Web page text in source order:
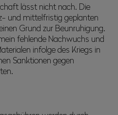
lässt nicht nach. Die
und mittelfristig geplanten
Grund zur Beunruhigung.
fehlende Nachwuchs und
infolge des Kriegs in
Sanktionen gegen